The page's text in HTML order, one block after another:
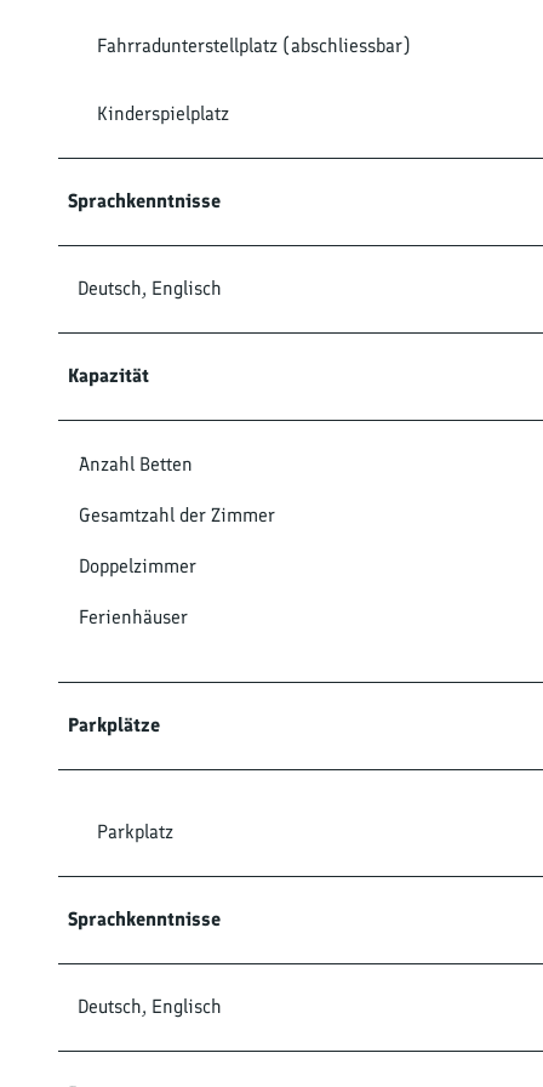
Fahrradunterstellplatz (abschliessbar)
Kinderspielplatz
Sprachkenntnisse
Deutsch, Englisch
Kapazität
Anzahl Betten
Gesamtzahl der Zimmer
Doppelzimmer
Ferienhäuser
Parkplätze
Parkplatz
Sprachkenntnisse
Deutsch, Englisch